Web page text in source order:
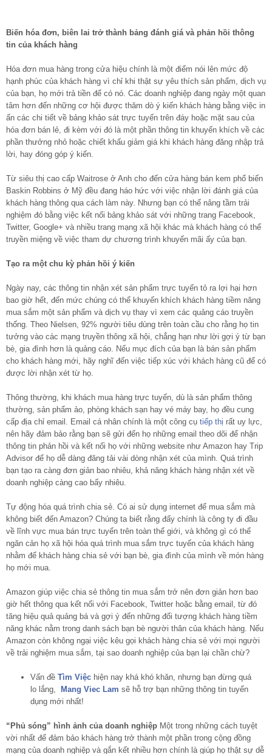
Biến hóa đơn, biên lai trở thành bảng đánh giá và phản hồi thông
tin của khách hàng
Hóa đơn mua hàng trong cửa hiệu chính là một điểm nói lên mức độ
hạnh phúc của khách hàng vì chỉ khi thật sự yêu thích sản phẩm, dịch vụ
của bạn, họ mới trả tiền để có nó. Các doanh nghiệp đang ngày một quan
tâm hơn đến những cơ hội được thăm dò ý kiến khách hàng bằng việc in
ấn các chi tiết về bảng khảo sát trực tuyến trên đáy hoặc mặt sau của
hóa đơn bán lẻ, đi kèm với đó là một phần thông tin khuyến khích về các
phần thưởng nhỏ hoặc chiết khấu giảm giá khi khách hàng đăng nhập trả
lời, hay đóng góp ý kiến.
Từ siêu thị cao cấp Waitrose ở Anh cho đến cửa hàng bán kem phổ biến
Baskin Robbins ở Mỹ đều đang háo hức với việc nhận lời đánh giá của
khách hàng thông qua cách làm này. Nhưng bạn có thể nâng tầm trải
nghiệm đó bằng việc kết nối bảng khảo sát với những trang Facebook,
Twitter, Google+ và nhiều trang mạng xã hội khác mà khách hàng có thể
truyền miệng về việc tham dự chương trình khuyến mãi ấy của bạn.
Tạo ra một chu kỳ phản hồi ý kiến
Ngày nay, các thông tin nhận xét sản phẩm trực tuyến tỏ ra lợi hại hơn
bao giờ hết, đến mức chúng có thể khuyến khích khách hàng tiềm năng
mua sắm một sản phẩm và dịch vụ thay vì xem các quảng cáo truyền
thống. Theo Nielsen, 92% người tiêu dùng trên toàn cầu cho rằng họ tin
tưởng vào các mạng truyền thông xã hội, chẳng hạn như lời gợi ý từ bạn
bè, gia đình hơn là quảng cáo. Nếu mục đích của bạn là bán sản phẩm
cho khách hàng mới, hãy nghĩ đến việc tiếp xúc với khách hàng cũ để có
được lời nhận xét từ họ.
Thông thường, khi khách mua hàng trực tuyến, dù là sản phẩm thông
thường, sản phẩm ảo, phòng khách sạn hay vé máy bay, họ đều cung
cấp địa chỉ email. Email cá nhân chính là một công cụ tiếp thị rất uy lực,
nên hãy đảm bảo rằng bạn sẽ gửi đến họ những email theo dõi để nhận
thông tin phản hồi và kết nối họ với những website như Amazon hay Trip
Advisor để họ dễ dàng đăng tải vài dòng nhận xét của mình. Quá trình
bạn tạo ra càng đơn giản bao nhiêu, khả năng khách hàng nhận xét về
doanh nghiệp càng cao bấy nhiêu.
Tự động hóa quá trình chia sẻ. Có ai sử dụng internet để mua sắm mà
không biết đến Amazon? Chúng ta biết rằng đấy chính là công ty đi đầu
về lĩnh vực mua bán trực tuyến trên toàn thế giới, và không gì có thể
ngăn cản họ xã hội hóa quá trình mua sắm trực tuyến của khách hàng
nhằm để khách hàng chia sẻ với bạn bè, gia đình của mình về món hàng
họ mới mua.
Amazon giúp việc chia sẻ thông tin mua sắm trở nên đơn giản hơn bao
giờ hết thông qua kết nối với Facebook, Twitter hoặc bằng email, từ đó
tăng hiệu quả quảng bá và gợi ý đến những đối tượng khách hàng tiềm
năng khác nằm trong danh sách bạn bè người thân của khách hàng. Nếu
Amazon còn không ngại việc kêu gọi khách hàng chia sẻ với mọi người
về trải nghiệm mua sắm, tại sao doanh nghiệp của bạn lại chần chừ?
Vấn đề Tìm Việc hiện nay khá khó khăn, nhưng bạn đừng quá
lo lắng,
Mang Viec Lam sẽ hỗ trợ bạn những thông tin tuyển
dụng mới nhất!
“Phủ sóng” hình ảnh của doanh nghiệp Một trong những cách tuyệt
vời nhất để đảm bảo khách hàng trở thành một phần trong cộng đồng
mạng của doanh nghiệp và gắn kết nhiều hơn chính là giúp họ thật sự dễ